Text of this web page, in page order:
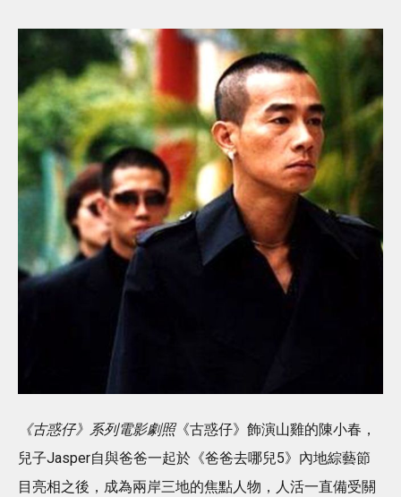
《古惑仔》系列電影劇照《古惑仔》飾演山雞的陳小春，
兒子Jasper自與爸爸一起於《爸爸去哪兒5》內地綜藝節
目亮相之後，成為兩岸三地的焦點人物，人活一直備受關